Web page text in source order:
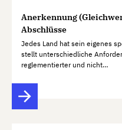
Anerkennung
Abschlüsse
Jedes Land hat sein eigenes
stellt unterschiedliche
reglementierter und nicht…